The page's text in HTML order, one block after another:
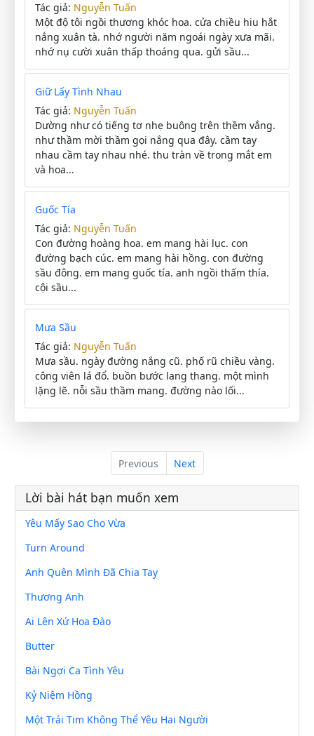
Tác giả: Nguyễn Tuấn
Một độ tôi ngồi thương khóc hoa. cửa chiều hiu hắt
nắng xuân tà. nhớ người năm ngoái ngày xưa mãi.
nhớ nụ cười xuân thấp thoáng qua. gửi sầu...
Giữ Lấy Tình Nhau
Tác giả: Nguyễn Tuấn
Dường như có tiếng tơ nhẹ buông trên thềm vắng.
như thầm mời thầm gọi nắng qua đây. cầm tay
nhau cầm tay nhau nhé. thu tràn về trong mắt em
và hoa...
Guốc Tía
Tác giả: Nguyễn Tuấn
Con đường hoàng hoa. em mang hài lục. con
đường bạch cúc. em mang hài hồng. con đường
sầu đông. em mang guốc tía. anh ngồi thấm thía.
cội sầu...
Mưa Sầu
Tác giả: Nguyễn Tuấn
Mưa sầu. ngày đường nắng cũ. phố rũ chiều vàng.
công viên lá đổ. buồn bước lang thang. một mình
lặng lẽ. nỗi sầu thầm mang. đường nào lối...
Previous Next
Lời bài hát bạn muốn xem
Yêu Mấy Sao Cho Vừa
Turn Around
Anh Quên Mình Đã Chia Tay
Thương Anh
Ai Lên Xứ Hoa Đào
Butter
Bài Ngợi Ca Tình Yêu
Kỷ Niệm Hồng
Một Trái Tim Không Thể Yêu Hai Người